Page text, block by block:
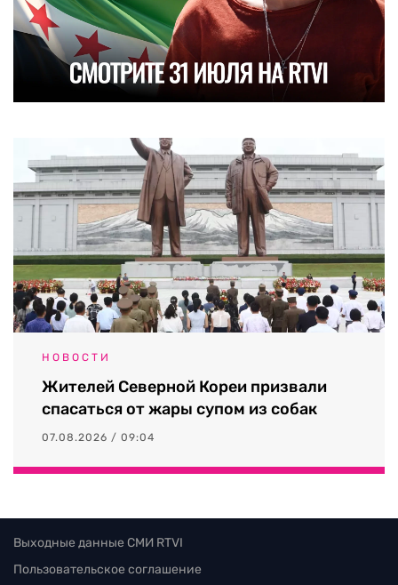
НОВОСТИ
Жителей Северной Кореи призвали
спасаться от жары супом из собак
07.08.2026 / 09:04
Выходные данные СМИ RTVI
Пользовательское соглашение